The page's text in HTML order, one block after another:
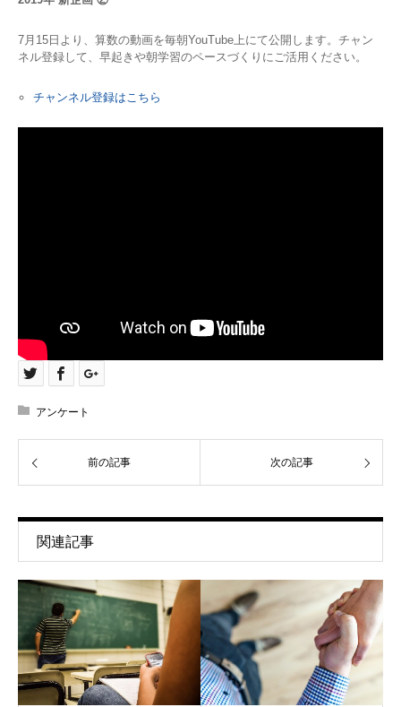
7月15日より、算数の動画を毎朝YouTube上にて公開します。チャン
ネル登録して、早起きや朝学習のペースづくりにご活用ください。
チャンネル登録はこちら
アンケート
前の記事 次の記事
関連記事